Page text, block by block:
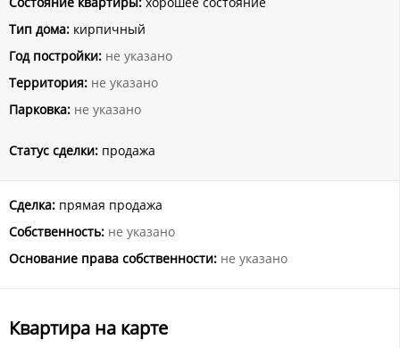
Тип дома: кирпичный
Год постройки: не указано
Территория: не указано
Парковка: не указано
Статус сделки: продажа
Сделка: прямая продажа
Собственность: не указано
Основание права собственности: не указано
Квартира на карте